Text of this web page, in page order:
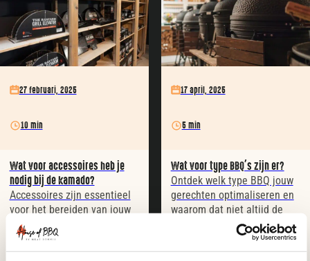
27 februari, 2025
10 min
Wat voor accessoires heb je
nodig bij de kamado?
Accessoires zijn essentieel
voor het bereiden van jouw
favoriete gerechten op de
Kamado.
17 april, 2025
5 min
Wat voor type BBQ’s zijn er?
Ontdek welk type BBQ jouw
gerechten optimaliseren en
waarom dat niet altijd de
duurste hoeft te zijn!